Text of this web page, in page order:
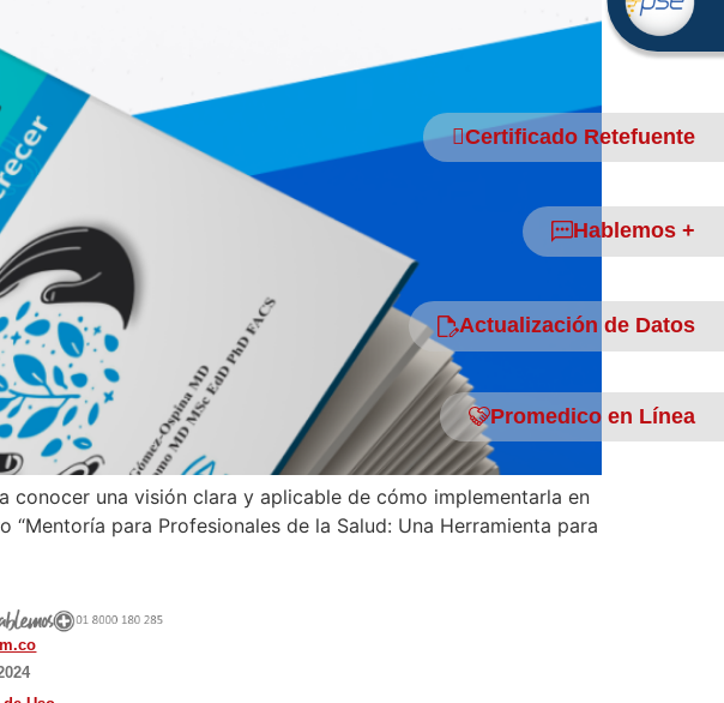
Certificado Retefuente
Hablemos +
Actualización de Datos
Promedico en Línea
una visión clara y aplicable de cómo implementarla en
para Profesionales de la Salud: Una Herramienta para